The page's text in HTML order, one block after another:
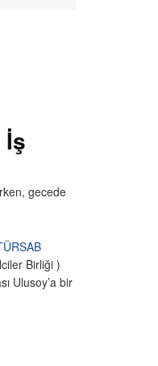
gecede
Birliği )
Ulusoy’a bir